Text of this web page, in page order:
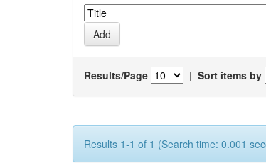
Results/Page | Sort items by
Results 1-1 of 1 (Search time: 0.001